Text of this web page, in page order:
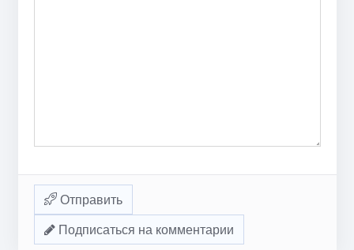
Отправить
Подписаться на комментарии